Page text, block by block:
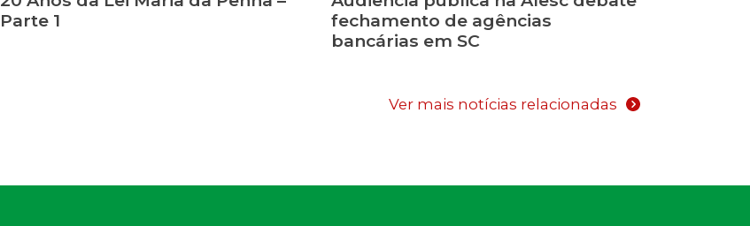
Parte 1
fechamento de agências
bancárias em SC
Ver mais notícias relacionadas